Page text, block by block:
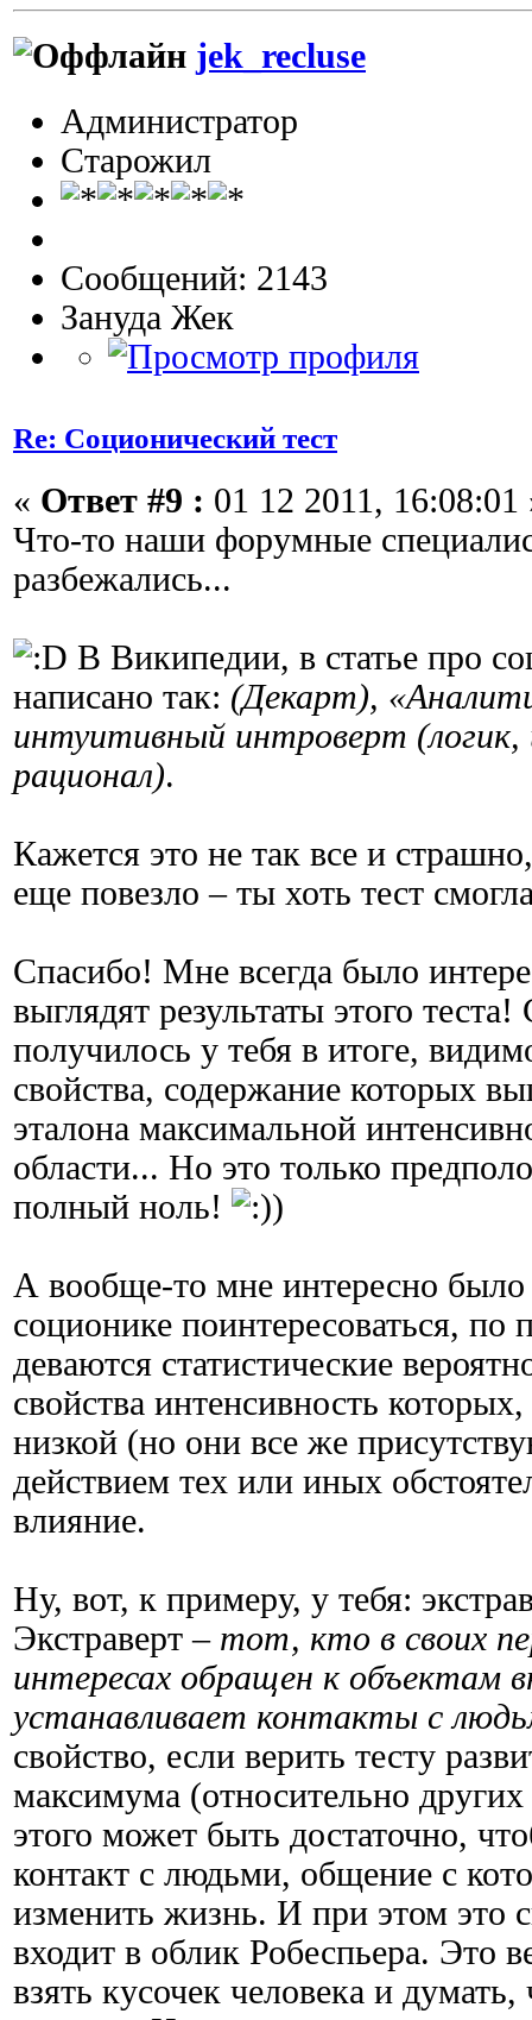
jek_recluse
Администратор
Старожил
Сообщений: 2143
Зануда Жек
Re: Соционический тест
« Ответ #9 : 01 12 2011, 16:08:01
Что-то наши форумные
разбежались...
В Википедии, в статье про
написано так: (Декарт),
интуитивный интроверт
рационал).
Кажется это не так все и
еще повезло – ты хоть тест
Спасибо! Мне всегда было
выглядят результаты этого
получилось у тебя в итоге,
свойства, содержание которых
эталона максимальной
области... Но это только
полный ноль!
А вообще-то мне интересно
соционике поинтересоваться, по
деваются статистические
свойства интенсивность
низкой (но они все же
действием тех или иных
влияние.
Ну, вот, к примеру, у тебя:
Экстраверт – тот, кто в своих
интересах обращен к объектам
устанавливает контакты с
свойство, если верить тесту
максимума (относительно
этого может быть достаточно,
контакт с людьми, общение с
изменить жизнь. И при этом это
входит в облик Робеспьера. Это
взять кусочек человека и